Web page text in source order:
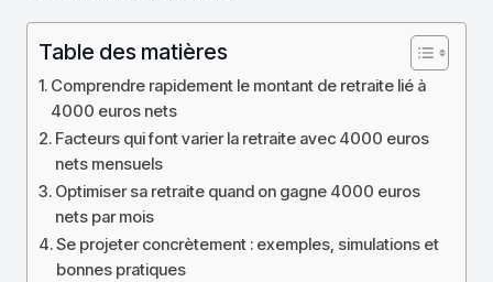
Table des matières
Comprendre rapidement le montant de retraite lié à
4000 euros nets
Facteurs qui font varier la retraite avec 4000 euros
nets mensuels
Optimiser sa retraite quand on gagne 4000 euros
nets par mois
Se projeter concrètement : exemples, simulations et
bonnes pratiques